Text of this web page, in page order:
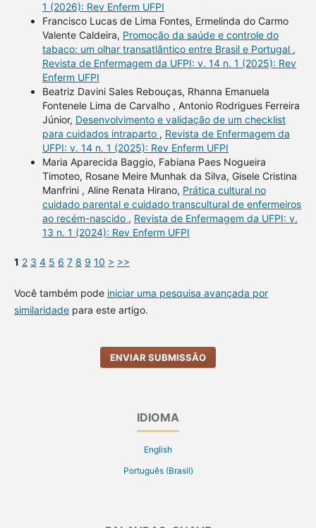
1 (2026): Rev Enferm UFPI
Francisco Lucas de Lima Fontes, Ermelinda do Carmo
Valente Caldeira, Promoção da saúde e controle do
tabaco: um olhar transatlântico entre Brasil e Portugal ,
Revista de Enfermagem da UFPI: v. 14 n. 1 (2025): Rev
Enferm UFPI
Beatriz Davini Sales Rebouças, Rhanna Emanuela
Fontenele Lima de Carvalho , Antonio Rodrigues Ferreira
Júnior, Desenvolvimento e validação de um checklist
para cuidados intraparto , Revista de Enfermagem da
UFPI: v. 14 n. 1 (2025): Rev Enferm UFPI
Maria Aparecida Baggio, Fabiana Paes Nogueira
Timoteo, Rosane Meire Munhak da Silva, Gisele Cristina
Manfrini , Aline Renata Hirano, Prática cultural no
cuidado parental e cuidado transcultural de enfermeiros
ao recém-nascido , Revista de Enfermagem da UFPI: v.
13 n. 1 (2024): Rev Enferm UFPI
1 2 3 4 5 6 7 8 9 10 > >>
Você também pode iniciar uma pesquisa avançada por
similaridadepara este artigo.
ENVIAR SUBMISSÃO
IDIOMA
English
Português (Brasil)